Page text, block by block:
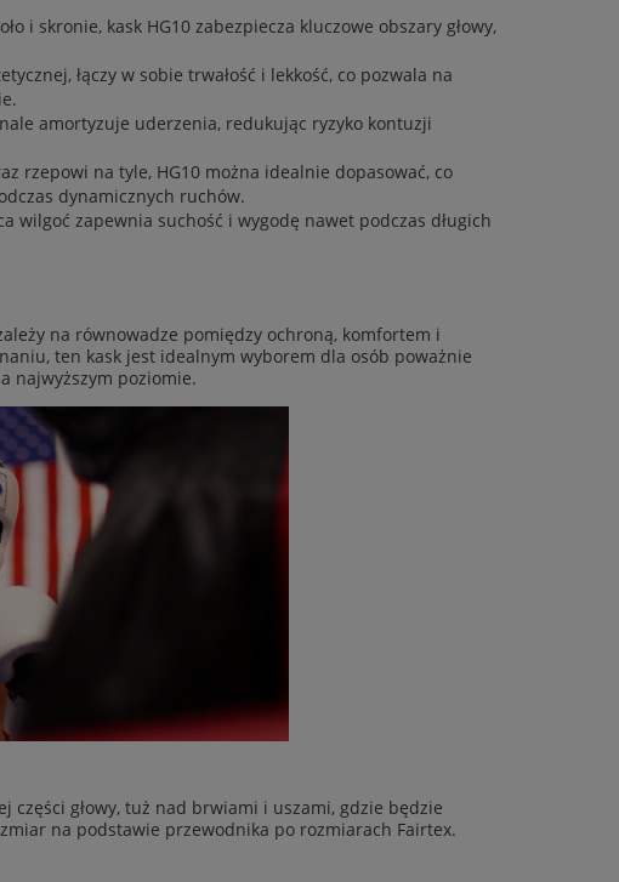
i skronie, kask HG10 zabezpiecza kluczowe obszary głowy,
łączy w sobie trwałość i lekkość, co pozwala na
amortyzuje uderzenia, redukując ryzyko kontuzji
rzepowi na tyle, HG10 można idealnie dopasować, co
dynamicznych ruchów.
wilgoć zapewnia suchość i wygodę nawet podczas długich
na równowadze pomiędzy ochroną, komfortem i
ten kask jest idealnym wyborem dla osób poważnie
najwyższym poziomie.
części głowy, tuż nad brwiami i uszami, gdzie będzie
na podstawie przewodnika po rozmiarach Fairtex.